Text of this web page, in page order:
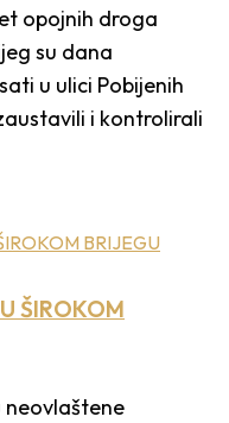
opojnih droga
su dana
u ulici Pobijenih
i kontrolirali
ŠIROKOM
neovlaštene